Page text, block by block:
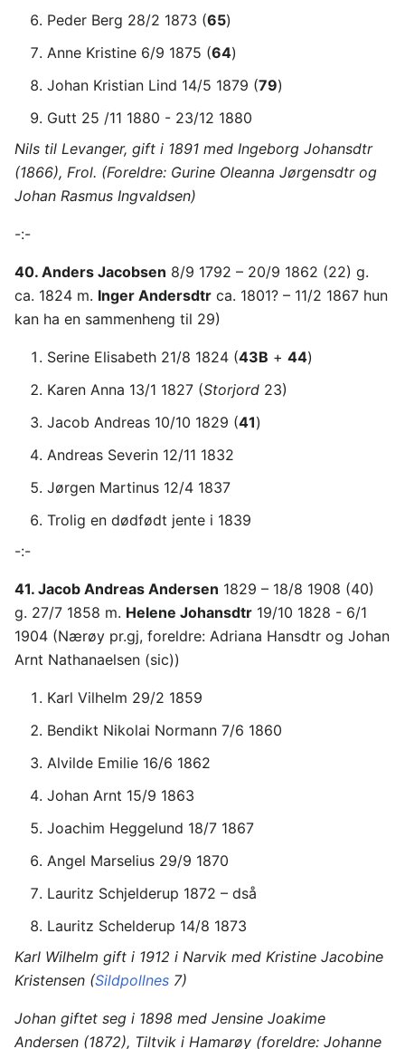
Peder Berg 28/2 1873 (65)
Anne Kristine 6/9 1875 (64)
Johan Kristian Lind 14/5 1879 (79)
Gutt 25 /11 1880 - 23/12 1880
Nils til Levanger, gift i 1891 med Ingeborg Johansdtr
(1866), Frol. (Foreldre: Gurine Oleanna Jørgensdtr og
Johan Rasmus Ingvaldsen)
-:-
40. Anders Jacobsen 8/9 1792 – 20/9 1862 (22) g.
ca. 1824 m. Inger Andersdtr ca. 1801? – 11/2 1867 hun
kan ha en sammenheng til 29)
Serine Elisabeth 21/8 1824 (43B + 44)
Karen Anna 13/1 1827 (Storjord 23)
Jacob Andreas 10/10 1829 (41)
Andreas Severin 12/11 1832
Jørgen Martinus 12/4 1837
Trolig en dødfødt jente i 1839
-:-
41. Jacob Andreas Andersen 1829 – 18/8 1908 (40)
g. 27/7 1858 m. Helene Johansdtr 19/10 1828 - 6/1
1904 (Nærøy pr.gj, foreldre: Adriana Hansdtr og Johan
Arnt Nathanaelsen (sic))
Karl Vilhelm 29/2 1859
Bendikt Nikolai Normann 7/6 1860
Alvilde Emilie 16/6 1862
Johan Arnt 15/9 1863
Joachim Heggelund 18/7 1867
Angel Marselius 29/9 1870
Lauritz Schjelderup 1872 – dså
Lauritz Schelderup 14/8 1873
Karl Wilhelm gift i 1912 i Narvik med Kristine Jacobine
Kristensen (Sildpollnes 7)
Johan giftet seg i 1898 med Jensine Joakime
Andersen (1872), Tiltvik i Hamarøy (foreldre: Johanne